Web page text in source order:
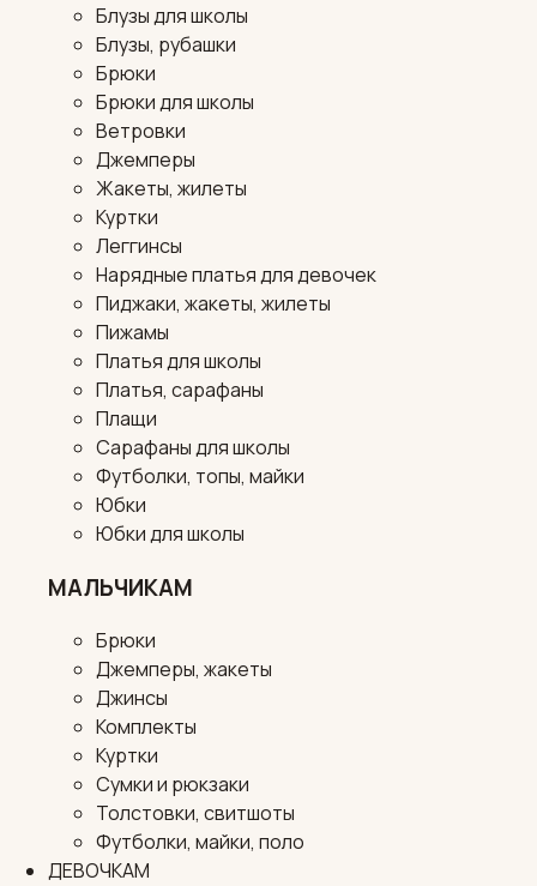
Блузы для школы
Блузы, рубашки
Брюки
Брюки для школы
Ветровки
Джемперы
Жакеты, жилеты
Куртки
Леггинсы
Нарядные платья для девочек
Пиджаки, жакеты, жилеты
Пижамы
Платья для школы
Платья, сарафаны
Плащи
Сарафаны для школы
Футболки, топы, майки
Юбки
Юбки для школы
МАЛЬЧИКАМ
Брюки
Джемперы, жакеты
Джинсы
Комплекты
Куртки
Сумки и рюкзаки
Толстовки, свитшоты
Футболки, майки, поло
ДЕВОЧКАМ